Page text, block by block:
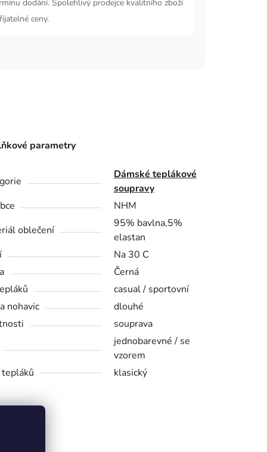
dodání. Spolehlivý prodejce kvalitního zboží
ceny.
parametry
Dámské teplákové
soupravy
NHM
oblečení
95% bavlna,5%
elastan
Na 30 C
Černá
casual / sportovní
nohavic
dlouhé
souprava
jednobarevné / se
vzorem
klasický